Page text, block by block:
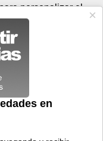
Conectar
personalizar el
funciones de medios
compartimos
web con nuestros
y de análisis